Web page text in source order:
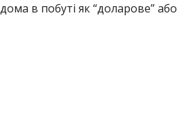
в побуті як “доларове” або